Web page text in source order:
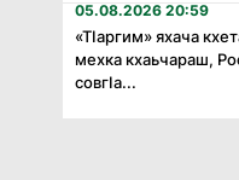
05.08.2026 20:59
«Тӏаргим» яхача
мехка кхаьчараш,
совгӏа...